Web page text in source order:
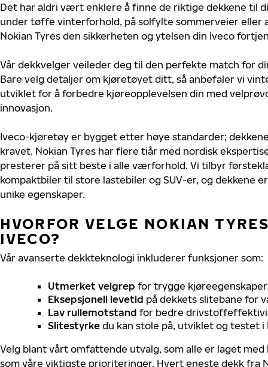
Det har aldri vært enklere å finne de riktige dekkene til
under tøffe vinterforhold, på solfylte sommerveier eller
Nokian Tyres den sikkerheten og ytelsen din Iveco
Vår dekkvelger veileder deg til den perfekte match for
Bare velg detaljer om kjøretøyet ditt, så anbefaler vi
utviklet for å forbedre kjøreopplevelsen din med
innovasjon.
Iveco-kjøretøy er bygget etter høye standarder;
kravet. Nokian Tyres har flere tiår med nordisk
presterer på sitt beste i alle værforhold. Vi tilbyr
kompaktbiler til store lastebiler og SUV-er, og dekkene
unike egenskaper.
HVORFOR VELGE NOKIAN
IVECO?
Vår avanserte dekkteknologi inkluderer funksjoner som:
Utmerket veigrep for trygge
Eksepsjonell levetid på dekkets slitebane for
Lav rullemotstand for bedre
Slitestyrke du kan stole på, utviklet og testet i
Velg blant vårt omfattende utvalg, som alle er laget
som våre viktigste prioriteringer. Hvert eneste dekk fra